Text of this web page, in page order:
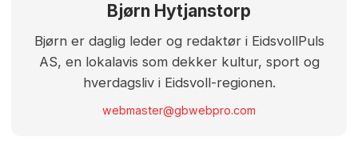
Bjørn Hytjanstorp
Bjørn er daglig leder og redaktør i EidsvollPuls
AS, en lokalavis som dekker kultur, sport og
hverdagsliv i Eidsvoll-regionen.
webmaster@gbwebpro.com